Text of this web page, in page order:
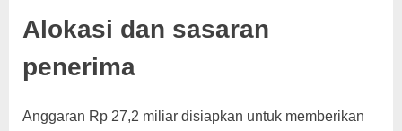
Alokasi dan sasaran
penerima
Anggaran Rp 27,2 miliar disiapkan untuk memberikan